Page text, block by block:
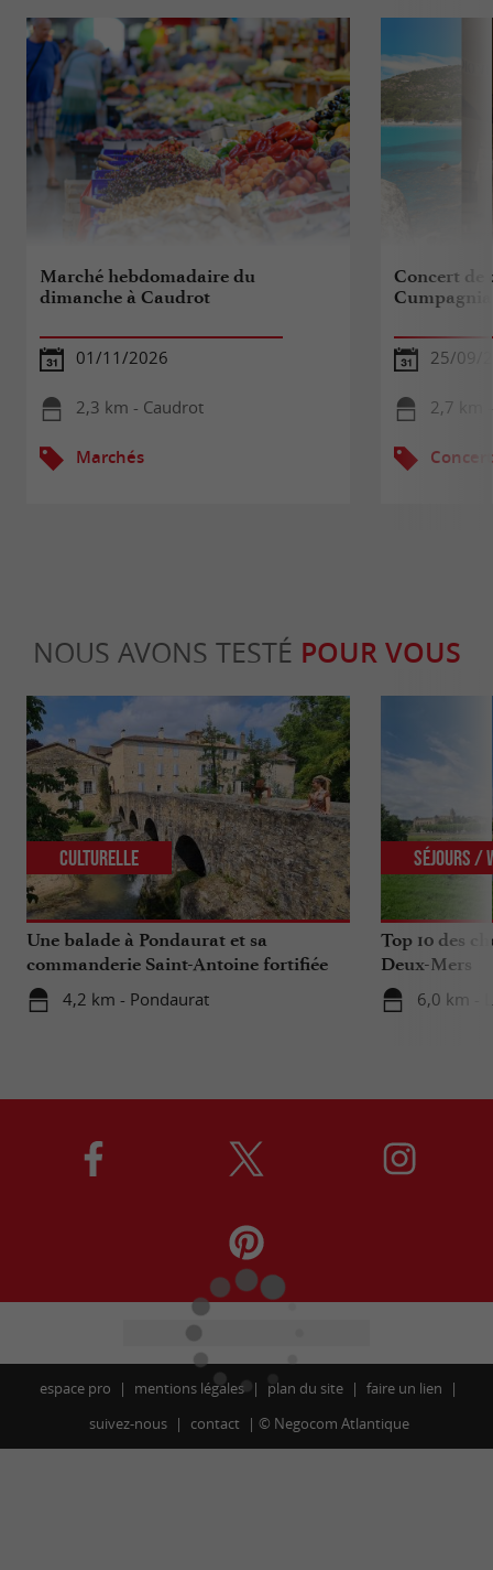
Marché hebdomadaire du
dimanche à Caudrot
01/11/2026
2,3 km - Caudrot
Marchés
Concert de
Cumpagnia
25/09/
2,7 km
NOUS AVONS TESTÉ POUR VOUS
Une balade à Pondaurat et sa
commanderie Saint-Antoine fortifiée
4,2 km - Pondaurat
Culturelle
Top 10 des
Deux-Mers
6,0 km -
Séjours /
espace pro mentions légales plan du site
faire un lien
suivez-nous
contact © Negocom Atlantique